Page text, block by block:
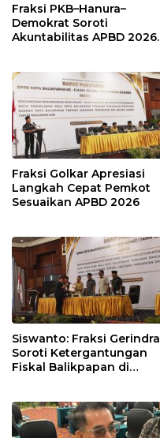
Fraksi PKB–Hanura–
Demokrat Soroti
Akuntabilitas APBD 2026
Modal
Fraksi Golkar Apresiasi
Langkah Cepat Pemkot
Sesuaikan APBD 2026
Siswanto: Fraksi Gerindra
Soroti Ketergantungan
Fiskal Balikpapan di